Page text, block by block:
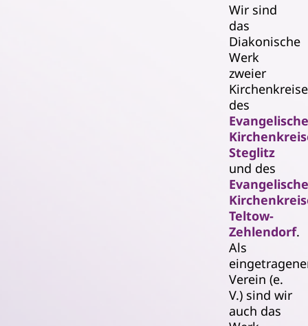
Wir sind
das
Diakonische
Werk
zweier
des
Steglitz
und des
Teltow-
Zehlendorf.
Als
Verein (e.
V.) sind wir
auch das